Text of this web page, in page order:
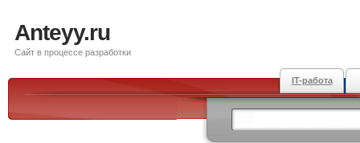
Anteyy.ru
Сайт в процессе разработки
IT-работа